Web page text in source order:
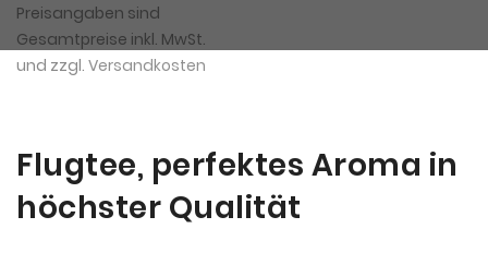
Preisangaben sind
Gesamtpreise inkl. MwSt.
und zzgl. Versandkosten
Flugtee, perfektes Aroma in
höchster Qualität